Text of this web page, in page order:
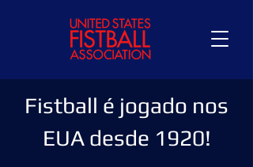
Fistball é jogado nos
EUA desde 1920!